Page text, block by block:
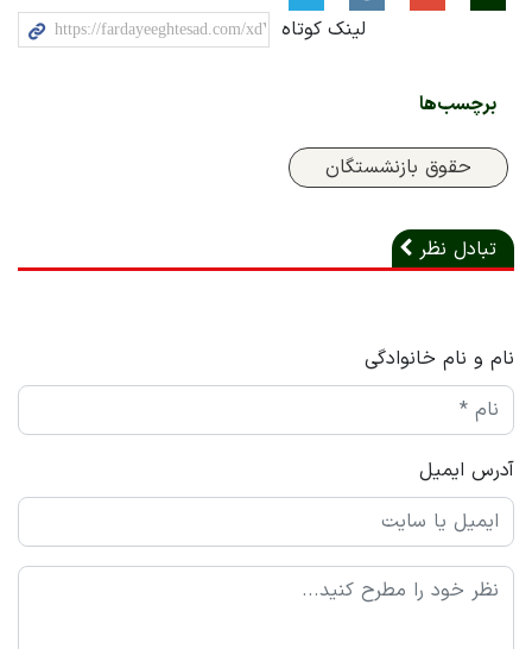
لینک کوتاه
برچسب‌ها
حقوق بازنشستگان
تبادل نظر
نام و نام خانوادگی
آدرس ایمیل